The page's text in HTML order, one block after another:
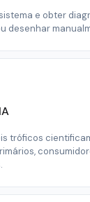
e obter
desenhar
tróficos